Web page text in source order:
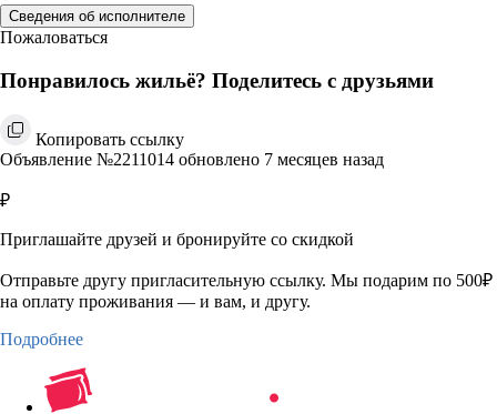
Сведения об исполнителе
Пожаловаться
Понравилось жильё? Поделитесь с друзьями
Копировать ссылку
Объявление №2211014 обновлено 7 месяцев назад
₽
Приглашайте друзей и бронируйте со скидкой
Отправьте другу пригласительную ссылку. Мы подарим по 500₽
на оплату проживания — и вам, и другу.
Подробнее